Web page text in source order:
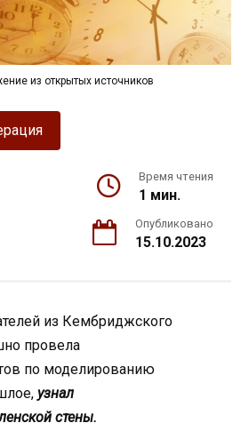
из открытых источников
Время чтения
1 мин.
Опубликовано
15.10.2023
из Кембриджского
провела
по моделированию
узнал
стены.